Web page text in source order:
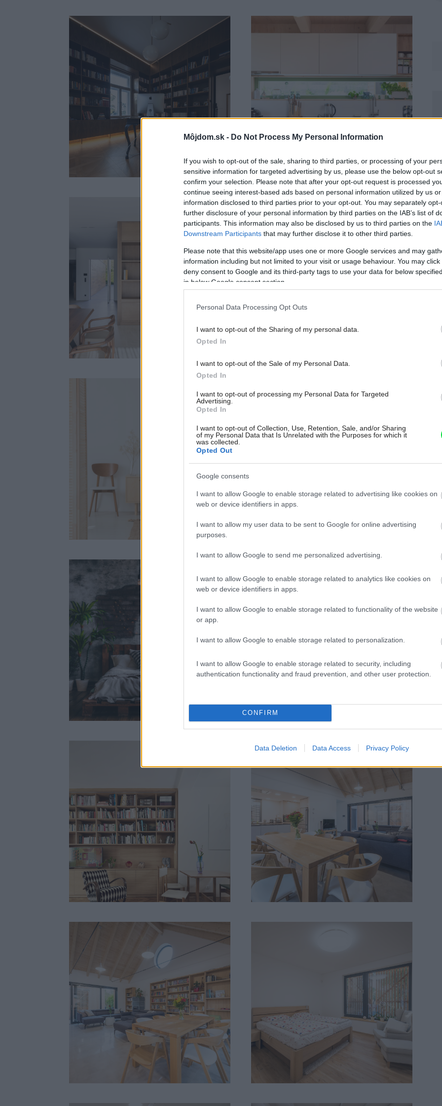
Môjdom.sk - Do Not Process My Personal Information
If you wish to opt-out of the sale, sharing to third parties, or processing of your
sensitive information for targeted advertising by us, please use the below opt-out
confirm your selection. Please note that after your opt-out request is processed
continue seeing interest-based ads based on personal information utilized by us
information disclosed to third parties prior to your opt-out. You may separately
further disclosure of your personal information by third parties on the IAB’s list of
participants. This information may also be disclosed by us to third parties on the
Downstream Participants that may further disclose it to other third parties.
Please note that this website/app uses one or more Google services and may
information including but not limited to your visit or usage behaviour. You may
deny consent to Google and its third-party tags to use your data for below
in below Google consent section.
Personal Data Processing Opt Outs
I want to opt-out of the Sharing of my personal data.
Opted In
I want to opt-out of the Sale of my Personal Data.
Opted In
I want to opt-out of processing my Personal Data for Targeted
Advertising.
Opted In
I want to opt-out of Collection, Use, Retention, Sale, and/or Sharing
of my Personal Data that Is Unrelated with the Purposes for which it
was collected.
Opted Out
Google consents
I want to allow Google to enable storage related to advertising like cookies on
web or device identifiers in apps.
I want to allow my user data to be sent to Google for online advertising
purposes.
I want to allow Google to send me personalized advertising.
I want to allow Google to enable storage related to analytics like cookies on
web or device identifiers in apps.
I want to allow Google to enable storage related to functionality of the website
or app.
I want to allow Google to enable storage related to personalization.
I want to allow Google to enable storage related to security, including
authentication functionality and fraud prevention, and other user protection.
CONFIRM
Data Deletion Data Access Privacy Policy